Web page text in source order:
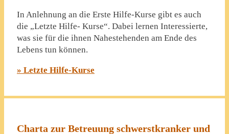
In Anlehnung an die Erste Hilfe-Kurse gibt es auch
die „Letzte Hilfe- Kurse“. Dabei lernen Interessierte,
was sie für die ihnen Nahestehenden am Ende des
Lebens tun können.
» Letzte Hilfe-Kurse
Charta zur Betreuung schwerstkranker und